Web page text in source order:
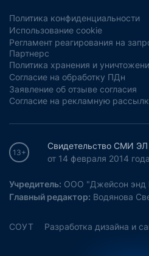
Политика конфиденциальности
Использование cookie
Регламент реагирования на
Партнерс
Политика хранения и
Согласие на обработку ПДн
Заявление об отзыве согласия
Согласие на рекламную
13+
Свидетельство СМИ
от 14 февраля 2014
Учредитель: ООО "Джейсон энд
Главный редактор: Водянова
СОУТ Разработка дизайна и